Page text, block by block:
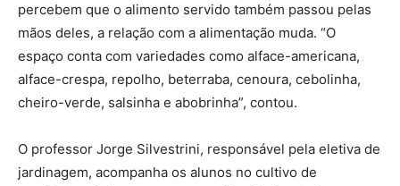
percebem que o alimento servido também passou pelas
mãos deles, a relação com a alimentação muda. “O
espaço conta com variedades como alface-americana,
alface-crespa, repolho, beterraba, cenoura, cebolinha,
cheiro-verde, salsinha e abobrinha”, contou.
O professor Jorge Silvestrini, responsável pela eletiva de
jardinagem, acompanha os alunos no cultivo de